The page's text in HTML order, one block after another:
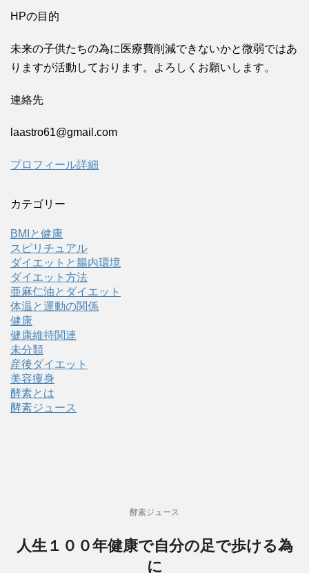
HPの目的
未来の子供たちの為に医療費削減できないかと微弱ではあ
りますが活動しております。よろしくお願いします。
連絡先
laastro61@gmail.com
プロフィール詳細
カテゴリー
BMIと健康
スピリチュアル
ダイエットと腸内環境
ダイエット方法
亜麻仁油とダイエット
体温と運動の関係
健康
健康維持関連
未分類
産後ダイエット
美容痩身
酵素とは
酵素ジュース
酵素ジュース
人生１００年健康で自分の足で歩ける為
に